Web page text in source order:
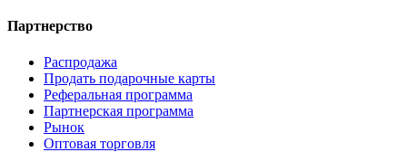
Партнерство
Распродажа
Продать подарочные карты
Реферальная программа
Партнерская программа
Рынок
Оптовая торговля